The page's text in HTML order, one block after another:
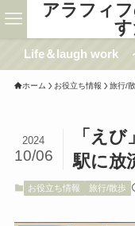
アラフィ
Life＆laugh work
ホーム お役立ち情報 旅行/
「え
駅に放
2024
10/06
お役立ち情報 旅行/散歩